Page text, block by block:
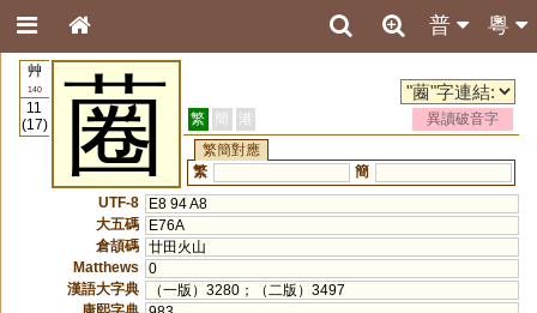
粵
普
艸
140
11
(17)
蔨 繁 簡 港
異讀破音字
繁簡對應
繁
簡
UTF-8
E8 94 A8
大五碼
E76A
倉頡碼 廿田火山
Matthews
0
漢語大字典
（一版）3280；（二版）3497